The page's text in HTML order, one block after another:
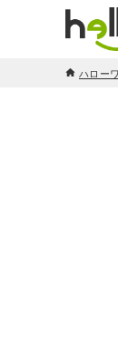
ハロー